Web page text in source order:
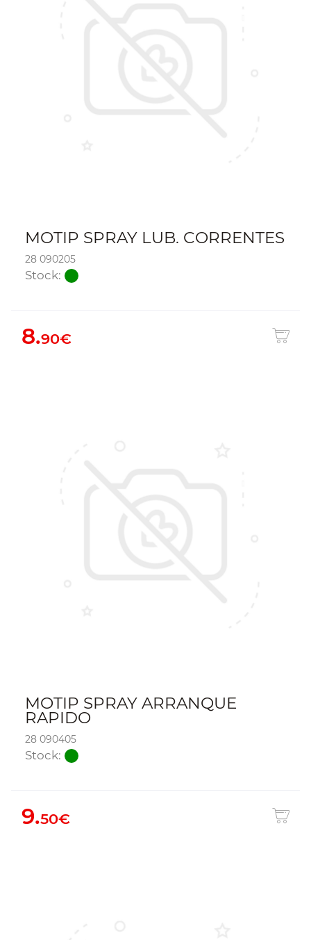
MOTIP SPRAY LUB. CORRENTES
28 090205
Stock:
8.90€
MOTIP SPRAY ARRANQUE
RAPIDO
28 090405
Stock:
9.50€